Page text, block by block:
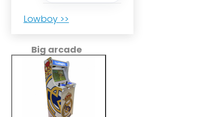
Lowboy >>
Big arcade